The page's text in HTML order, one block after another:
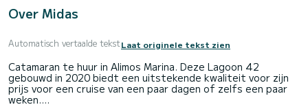
Over Midas
Automatisch vertaalde tekstLaat originele tekst zien
Catamaran te huur in Alimos Marina. Deze Lagoon 42
gebouwd in 2020 biedt een uitstekende kwaliteit voor zijn
prijs voor een cruise van een paar dagen of zelfs een paar
weken.